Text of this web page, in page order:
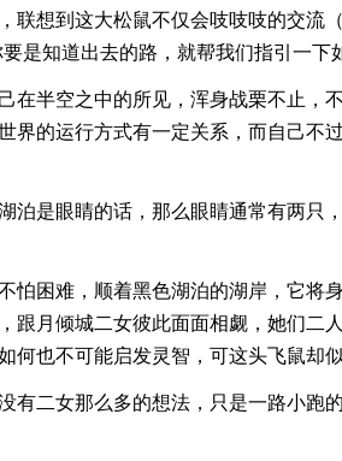
想到这大松鼠不仅会吱吱吱的交流
是知道出去的路，就帮我们指引一下
半空之中的所见，浑身战栗不止，
界的运行方式有一定关系，而自己不
是眼睛的话，那么眼睛通常有两只
困难，顺着黑色湖泊的湖岸，它将
跟月倾城二女彼此面面相觑，她们二
何也不可能启发灵智，可这头飞鼠却
二女那么多的想法，只是一路小跑